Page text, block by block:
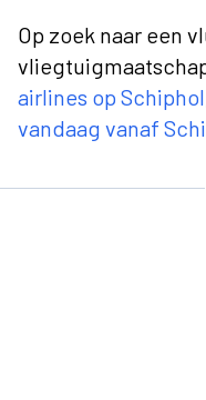
Op zoek naar een
airlines op Schiphol
vandaag vanaf